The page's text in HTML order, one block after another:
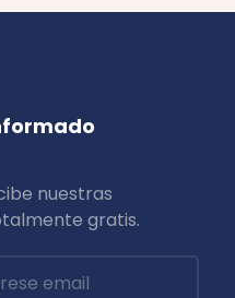
nuestras
gratis.